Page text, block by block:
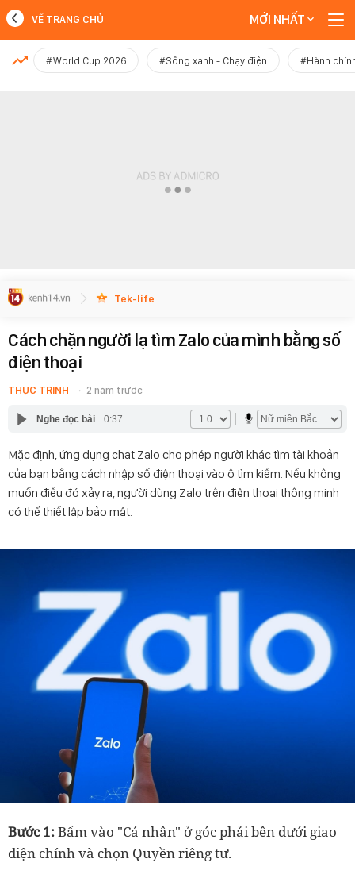
MỚI NHẤT
VỀ TRANG CHỦ MỚI NHẤT
#World Cup 2026 #Sống xanh - Chạy điện #Hành
Tek-life
Cách chặn người lạ tìm Zalo của mình bằng số
điện thoại
THỤC TRINH 2 năm trước
Nghe đọc bài 0:37
Mặc định, ứng dụng chat Zalo cho phép người khác tìm tài khoản
của bạn bằng cách nhập số điện thoại vào ô tìm kiếm. Nếu không
muốn điều đó xảy ra, người dùng Zalo trên điện thoại thông minh
có thể thiết lập bảo mật.
Bước 1:Bấm vào "Cá nhân" ở góc phải bên dưới giao
diện chính và chọn Quyền riêng tư.